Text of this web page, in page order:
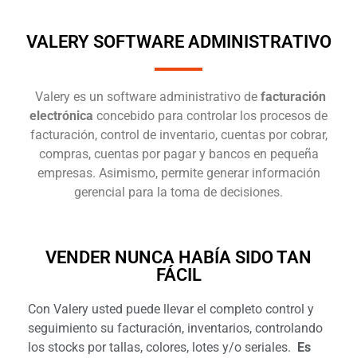
VALERY SOFTWARE ADMINISTRATIVO
Valery es un software administrativo de facturación
electrónica concebido para controlar los procesos de
facturación, control de inventario, cuentas por cobrar,
compras, cuentas por pagar y bancos en pequeña
empresas. Asimismo, permite generar información
gerencial para la toma de decisiones.
VENDER NUNCA HABÍA SIDO TAN
FÁCIL
Con Valery usted puede llevar el completo control y
seguimiento su facturación, inventarios, controlando
los stocks por tallas, colores, lotes y/o seriales. Es